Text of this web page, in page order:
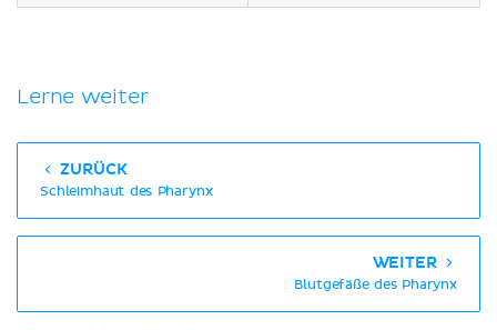
Lerne weiter
ZURÜCK
Schleimhaut des Pharynx
WEITER
Blutgefäße des Pharynx